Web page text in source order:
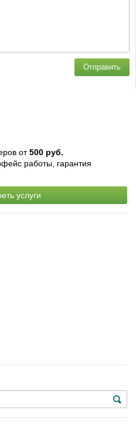
Отправить
от500 руб.
работы, гарантия
услуги